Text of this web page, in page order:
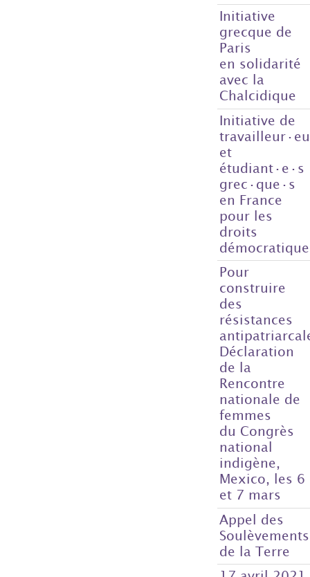
Initiative
grecque de
Paris
en solidarité
avec la
Chalcidique
Initiative de
et
étudiant·e·s
grec·que·s
en France
pour les
droits
Pour
construire
des
résistances
Déclaration
de la
Rencontre
nationale de
femmes
du Congrès
national
indigène,
Mexico, les 6
et 7 mars
Appel des
Soulèvements
de la Terre